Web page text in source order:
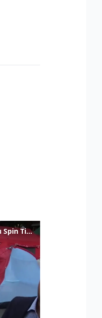
Gualtieri: "Responsabilità del Viminale su Spin Time? La posizione dei partiti è nota"